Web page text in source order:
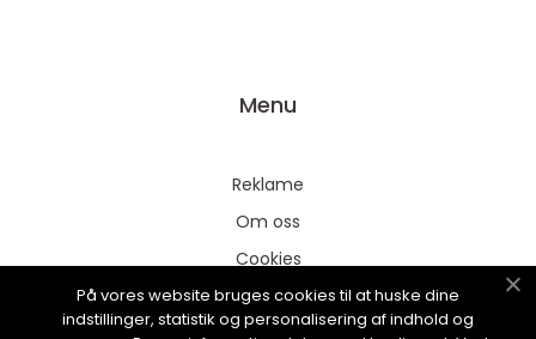
Menu
Reklame
Om oss
Cookies
Kontakt Oss
På vores website bruges cookies til at huske dine
indstillinger, statistik og personalisering af indhold og